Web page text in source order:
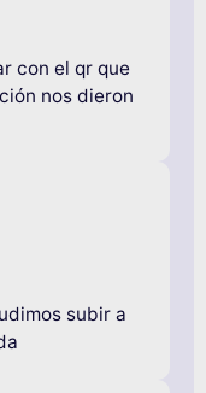
con el qr que
nos dieron
subir a